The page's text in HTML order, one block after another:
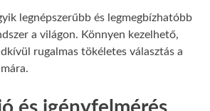
legnépszerűbb és legmegbízhatóbb
a világon. Könnyen kezelhető,
rugalmas tökéletes választás a